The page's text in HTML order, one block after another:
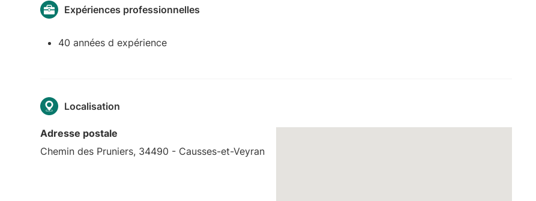
Expériences professionnelles
40 années d expérience
Localisation
Adresse postale
Chemin des Pruniers, 34490 - Causses-et-Veyran